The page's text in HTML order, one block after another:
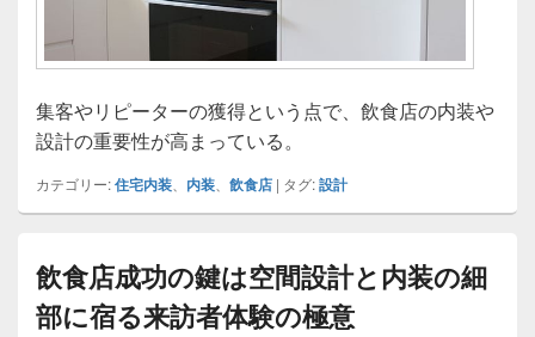
集客やリピーターの獲得という点で、飲食店の内装や
設計の重要性が高まっている。
カテゴリー:住宅内装 内装 飲食店 | タグ:設計
飲食店成功の鍵は空間設計と内装の細
部に宿る来訪者体験の極意